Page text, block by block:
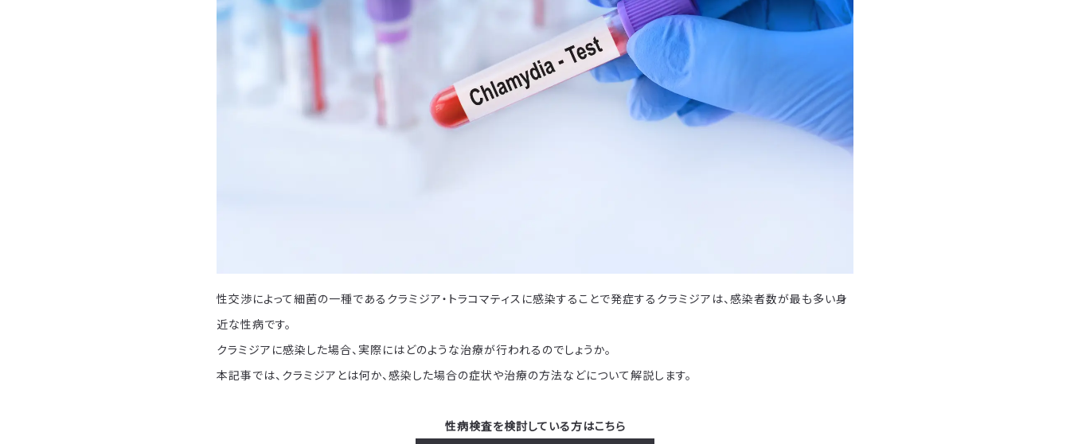
性交渉によって細菌の一種であるクラミジア・トラコマティスに感染することで発症するクラミジアは、感染者数が最も多い身
近な性病です。
クラミジアに感染した場合、実際にはどのような治療が行われるのでしょうか。
本記事では、クラミジアとは何か、感染した場合の症状や治療の方法などについて解説します。
性病検査を検討している方はこちら